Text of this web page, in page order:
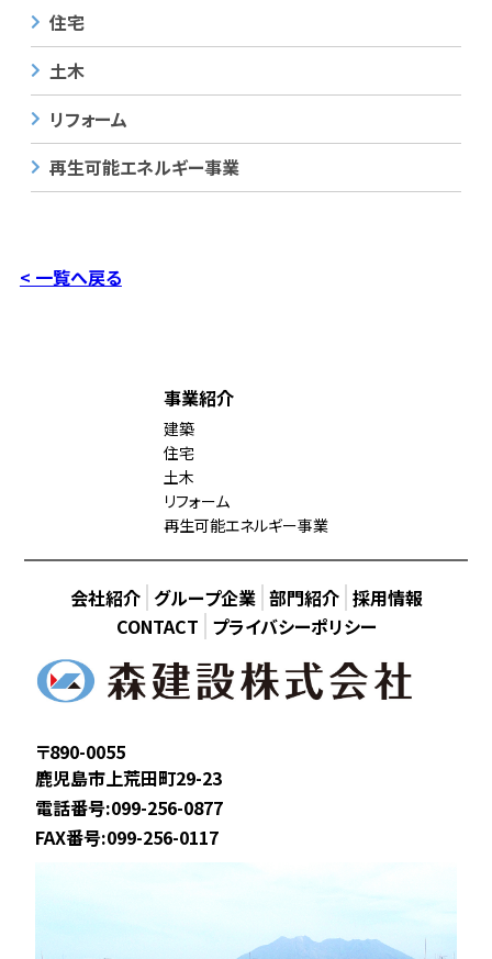
住宅
土木
リフォーム
再生可能エネルギー事業
< 一覧へ戻る
事業紹介
建築
住宅
土木
リフォーム
再生可能エネルギー事業
会社紹介 グループ企業 部門紹介 採用情報
CONTACT プライバシーポリシー
〒890-0055
鹿児島市上荒田町29-23
電話番号:099-256-0877
FAX番号:099-256-0117